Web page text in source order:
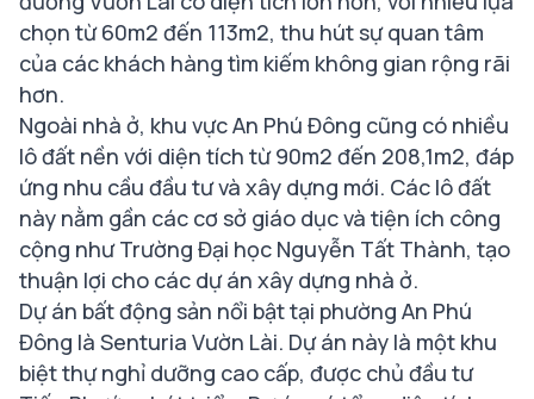
chọn từ 60m2 đến 113m2, thu hút sự quan tâm
của các khách hàng tìm kiếm không gian rộng rãi
hơn.
Ngoài nhà ở, khu vực An Phú Đông cũng có nhiều
lô đất nền với diện tích từ 90m2 đến 208,1m2, đáp
ứng nhu cầu đầu tư và xây dựng mới. Các lô đất
này nằm gần các cơ sở giáo dục và tiện ích công
cộng như Trường Đại học Nguyễn Tất Thành, tạo
thuận lợi cho các dự án xây dựng nhà ở.
Dự án bất động sản nổi bật tại phường An Phú
Đông là Senturia Vườn Lài. Dự án này là một khu
biệt thự nghỉ dưỡng cao cấp, được chủ đầu tư